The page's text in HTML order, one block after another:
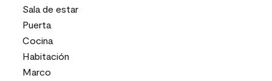
Sala de estar
Puerta
Cocina
Habitación
Marco